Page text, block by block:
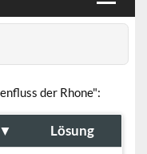
der Rhone":
▼ Lösung